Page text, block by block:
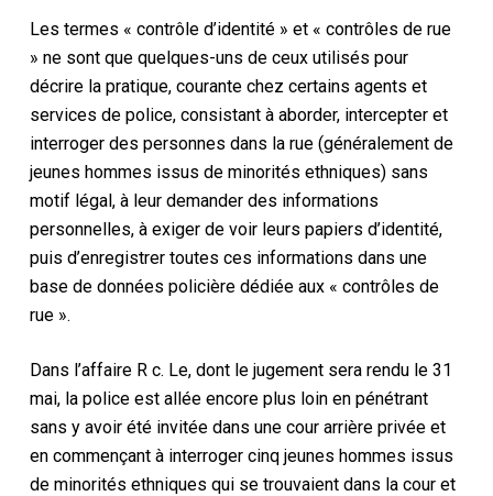
Les termes « contrôle d’identité » et « contrôles de rue
» ne sont que quelques-uns de ceux utilisés pour
décrire la pratique, courante chez certains agents et
services de police, consistant à aborder, intercepter et
interroger des personnes dans la rue (généralement de
jeunes hommes issus de minorités ethniques) sans
motif légal, à leur demander des informations
personnelles, à exiger de voir leurs papiers d’identité,
puis d’enregistrer toutes ces informations dans une
base de données policière dédiée aux « contrôles de
rue ».
Dans l’affaire R c. Le, dont le jugement sera rendu le 31
mai, la police est allée encore plus loin en pénétrant
sans y avoir été invitée dans une cour arrière privée et
en commençant à interroger cinq jeunes hommes issus
de minorités ethniques qui se trouvaient dans la cour et